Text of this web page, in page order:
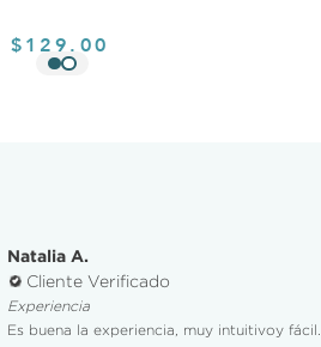
$129.00
Natalia A.
Cliente Verificado
Experiencia
Es buena la experiencia, muy intuitivoy fácil.